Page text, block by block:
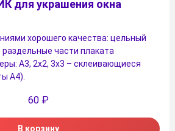
для украшения окна
хорошего качества: цельный
раздельные части плаката
А3, 2х2, 3х3 – склеивающиеся
А4).
60 ₽
В корзину